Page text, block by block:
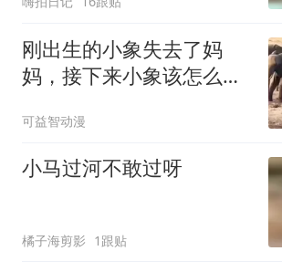
刚出生的小象失去了妈
妈，接下来小象该怎么生
可益智动漫
小马过河不敢过呀
橘子海剪影 1跟贴